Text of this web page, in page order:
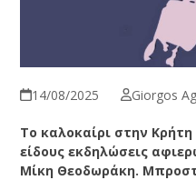
14/08/2025 Giorgos
Το καλοκαίρι στην Κρήτη
είδους εκδηλώσεις
Μίκη Θεοδωράκη.